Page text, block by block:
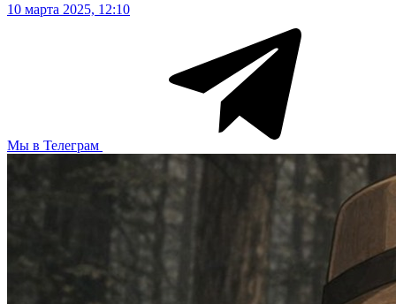
10 марта 2025, 12:10
Мы в Телеграм